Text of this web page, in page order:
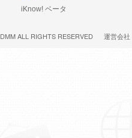
iKnow! ベータ
DMMALL RIGHTS RESERVED 運営会社